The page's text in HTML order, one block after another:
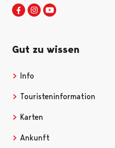
Visit Pori in Facebook
Opens in a new tab
Visit Pori in Instagram
Opens in a new tab
Gut zu wissen
Info
Touristeninformation
Karten
Ankunft